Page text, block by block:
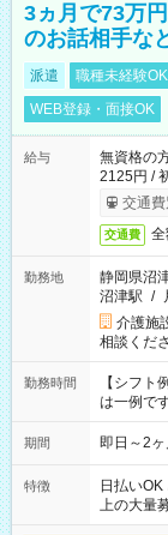
3ヵ月で73万
のお話相手な
派遣 職種未経験OK
WEB登録・面接OK
給与
無資格の
2125円 /
交通費
交通費
勤務地
静岡県沼
沼津駅 /
介護施
相談くだ
勤務時間
【シフト
は一例で
期間 即日～2
特徴 日払いOK
上の大量